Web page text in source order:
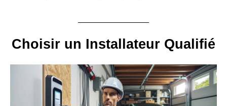
Choisir un Installateur Qualifié